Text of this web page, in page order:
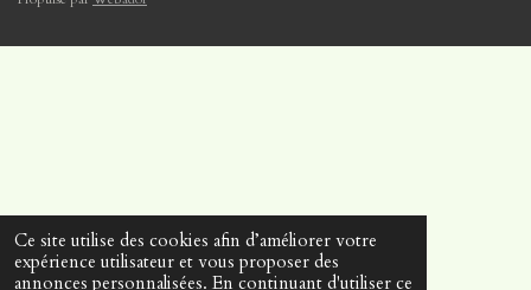
Ce site utilise des cookies afin d’améliorer votre
expérience utilisateur et vous proposer des
annonces personnalisées. En continuant d'utiliser ce